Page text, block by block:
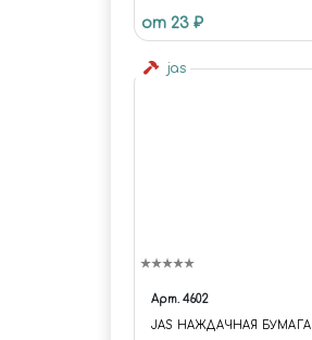
от 23 ₽
jas
Арт. 4602
JAS НАЖДАЧНАЯ БУМАГА